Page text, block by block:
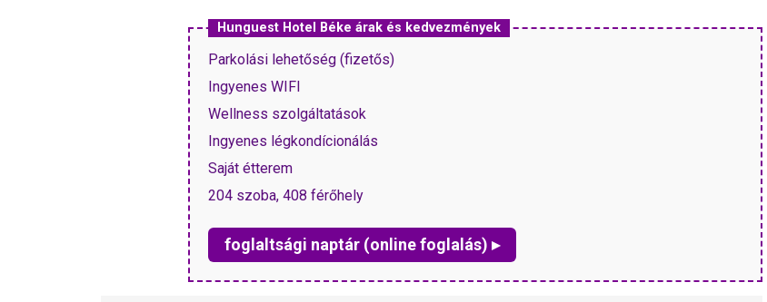
Hunguest Hotel Béke árak és kedvezmények
Parkolási lehetőség (fizetős)
Ingyenes WIFI
Wellness szolgáltatások
Ingyenes légkondícionálás
Saját étterem
204 szoba, 408 férőhely
foglaltsági naptár (online foglalás) ▸